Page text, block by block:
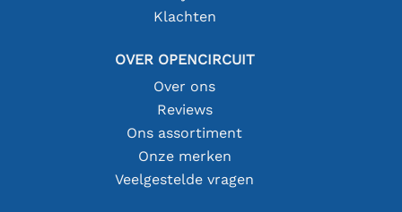
Klachten
OVER OPENCIRCUIT
Over ons
Reviews
Ons assortiment
Onze merken
Veelgestelde vragen